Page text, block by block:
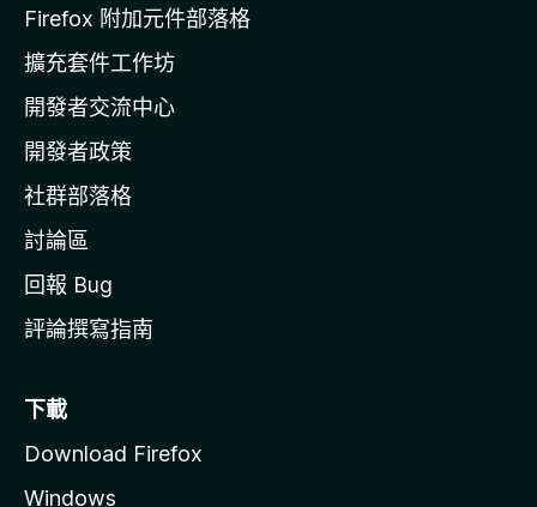
l
a
官
網
Firefox 附加元件部落格
擴充套件工作坊
開發者交流中心
開發者政策
社群部落格
討論區
回報 Bug
評論撰寫指南
下載
Download Firefox
Windows